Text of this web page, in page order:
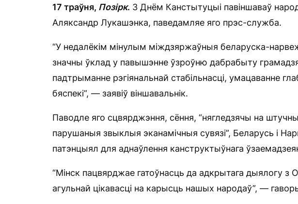
17 траўня, Позірк. З Днём Канстытуцыі павіншаваў народ
Аляксандр Лукашэнка, паведамляе яго прэс-служба.
“У недалёкім мінулым міждзяржаўныя беларуска-
значны ўклад у павышэнне ўзроўню дабрабыту
падтрыманне рэгіянальнай стабільнасці, умацаванне
бяспекі”, — заявіў віншавальнік.
Паводле яго сцвярджэння, сёння, “нягледзячы на
парушаныя звыклыя эканамічныя сувязі”, Беларусь і
патэнцыял для аднаўлення канструктыўнага
“Мінск пацвярджае гатоўнасць да адкрытага дыялогу з
агульнай цікавасці на карысць нашых народаў”, —